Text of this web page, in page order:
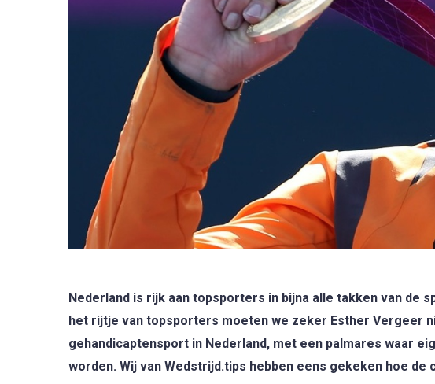
Nederland is rijk aan topsporters in bijna alle takken van de
het rijtje van topsporters moeten we zeker Esther Vergeer
gehandicaptensport in Nederland, met een palmares waar
worden. Wij van Wedstrijd.tips hebben eens gekeken hoe